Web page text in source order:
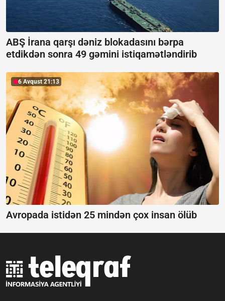
ABŞ İrana qarşı dəniz blokadasını bərpa
etdikdən sonra 49 gəmini istiqamətləndirib
6 Avqust 21:13
Avropada istidən 25 mindən çox insan ölüb